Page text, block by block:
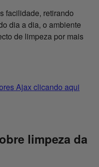
facilidade, retirando
dia a dia, o ambiente
de limpeza por mais
limpeza da